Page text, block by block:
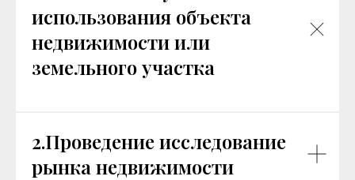
использования объекта
недвижимости или
земельного участка
2.Проведение исследование
рынка недвижимости